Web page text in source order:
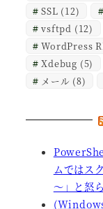
SSL (12)
vsftpd (12)
WordPress
Xdebug (5)
メール (8)
ムではス
～」と怒